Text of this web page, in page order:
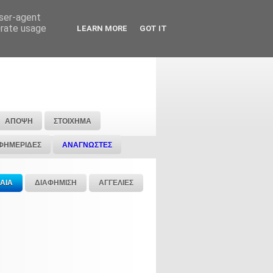
ΑΠΟΨΗ ΣΤΟΙΧΗΜΑ
ΑΝΑΓΝΩΣΤΕΣ
ΔΙΑΦΗΜΙΣΗ ΑΓΓΕΛΙΕΣ
agent
usage
LEARN MORE GOT IT